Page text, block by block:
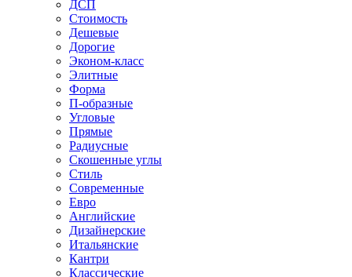
ДСП
Стоимость
Дешевые
Дорогие
Эконом-класс
Элитные
Форма
П-образные
Угловые
Прямые
Радиусные
Скошенные углы
Стиль
Современные
Евро
Английские
Дизайнерские
Итальянские
Кантри
Классические